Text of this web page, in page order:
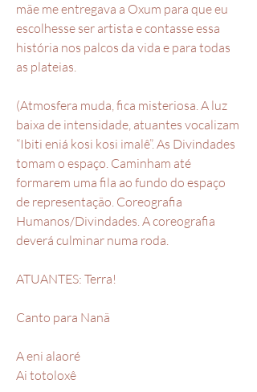
mãe me entregava a Oxum para que eu
escolhesse ser artista e contasse essa
história nos palcos da vida e para todas
as plateias.
(Atmosfera muda, fica misteriosa. A luz
baixa de intensidade, atuantes vocalizam
“Ibiti eniá kosi kosi imalê”. As Divindades
tomam o espaço. Caminham até
formarem uma fila ao fundo do espaço
de representação. Coreografia
Humanos/Divindades. A coreografia
deverá culminar numa roda.
ATUANTES: Terra!
Canto para Nanã
A eni alaoré
Ai totoloxê